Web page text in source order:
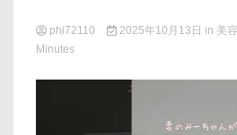
phi72110 2025年10月13日 in 美
Minutes